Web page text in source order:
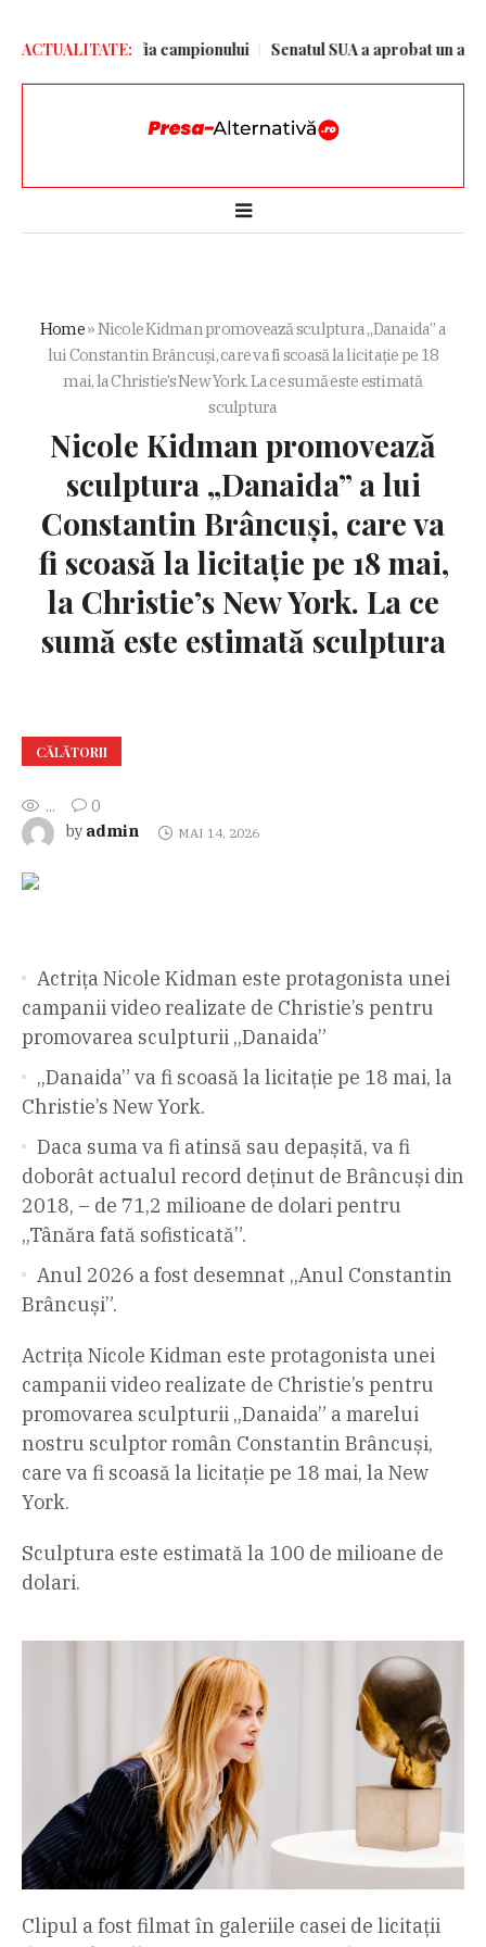
ACTUALITATE:
din biografia campionului Senatul SUA a aprobat un amplu
Home»Nicole Kidman promovează sculptura „Danaida” a
lui Constantin Brâncuși, care va fi scoasă la licitație pe 18
mai, la Christie’s New York. La ce sumă este estimată
sculptura
Nicole Kidman promovează
sculptura „Danaida” a lui
Constantin Brâncuși, care va
fi scoasă la licitație pe 18 mai,
la Christie’s New York. La ce
sumă este estimată sculptura
CĂLĂTORII
...
0
by admin MAI 14, 2026
Actrița Nicole Kidman este protagonista unei
campanii video realizate de Christie’s pentru
promovarea sculpturii „Danaida”
„Danaida” va fi scoasă la licitație pe 18 mai, la
Christie’s New York.
Daca suma va fi atinsă sau depașită, va fi
doborât actualul record deținut de Brâncuși din
2018, – de 71,2 milioane de dolari pentru
„Tânăra fată sofisticată”.
Anul 2026 a fost desemnat „Anul Constantin
Brâncuși”.
Actrița Nicole Kidman este protagonista unei
campanii video realizate de Christie’s pentru
promovarea sculpturii „Danaida” a marelui
nostru sculptor român Constantin Brâncuși,
care va fi scoasă la licitație pe 18 mai, la New
York.
Sculptura este estimată la 100 de milioane de
dolari.
Clipul a fost filmat în galeriile casei de licitații